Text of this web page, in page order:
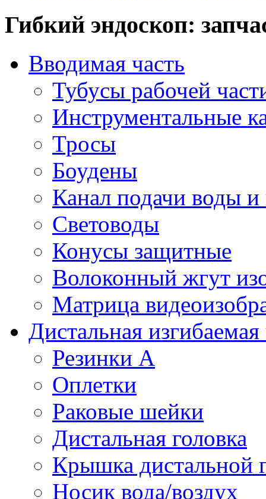
Гибкий эндоскоп:
Вводимая часть
Тубусы рабочей
Инструментальные
Тросы
Боудены
Канал подачи воды и
Световоды
Конусы защитные
Волоконный жгут
Матрица
Дистальная изгибаемая
Резинки А
Оплетки
Раковые шейки
Дистальная головка
Крышка дистальной
Носик вода/воздух